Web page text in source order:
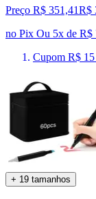
Preço R$ 351,41R$
no Pix Ou 5x de R$
Cupom R$
+ 19 tamanhos